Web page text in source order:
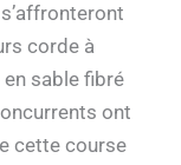
corde à
sable fibré
ont
cette course